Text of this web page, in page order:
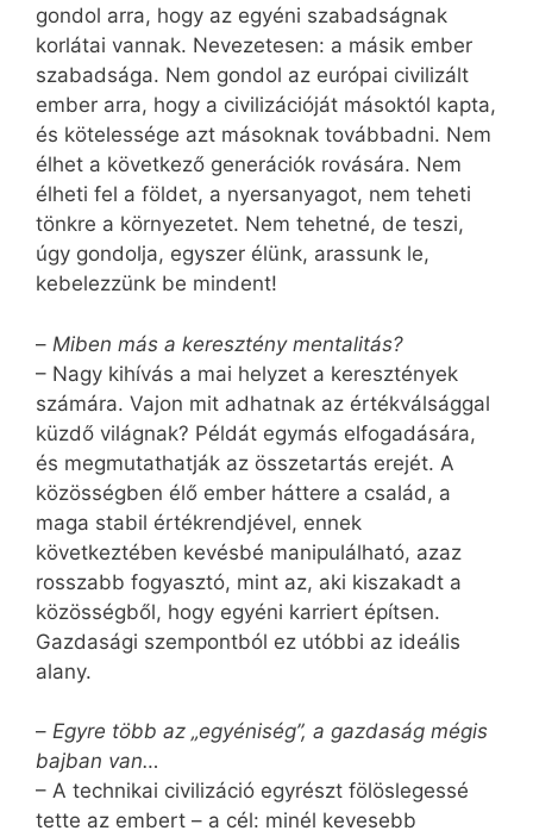
gondol arra, hogy az egyéni szabadságnak
korlátai vannak. Nevezetesen: a másik ember
szabadsága. Nem gondol az európai civilizált
ember arra, hogy a civilizációját másoktól kapta,
és kötelessége azt másoknak továbbadni. Nem
élhet a következő generációk rovására. Nem
élheti fel a földet, a nyersanyagot, nem teheti
tönkre a környezetet. Nem tehetné, de teszi,
úgy gondolja, egyszer élünk, arassunk le,
kebelezzünk be mindent!
– Miben más a keresztény mentalitás?
– Nagy kihívás a mai helyzet a keresztények
számára. Vajon mit adhatnak az értékválsággal
küzdő világnak? Példát egymás elfogadására,
és megmutathatják az összetartás erejét. A
közösségben élő ember háttere a család, a
maga stabil értékrendjével, ennek
következtében kevésbé manipulálható, azaz
rosszabb fogyasztó, mint az, aki kiszakadt a
közösségből, hogy egyéni karriert építsen.
Gazdasági szempontból ez utóbbi az ideális
alany.
– Egyre több az „egyéniség”, a gazdaság mégis
bajban van…
– A technikai civilizáció egyrészt fölöslegessé
tette az embert – a cél: minél kevesebb